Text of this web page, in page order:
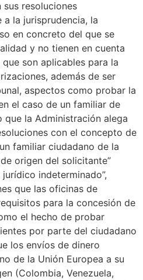
resoluciones
a la jurisprudencia, la
en concreto del que se
y no tienen en cuenta
son aplicables para la
además de ser
aspectos como probar la
el caso de un familiar de
la Administración alega
con el concepto de
familiar ciudadano de la
origen del solicitante”
indeterminado”,
que las oficinas de
para la concesión de
el hecho de probar
por parte del ciudadano
los envíos de dinero
de la Unión Europea a su
(Colombia, Venezuela,